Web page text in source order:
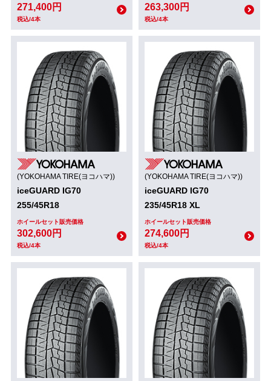
271,400円
税込/4本
263,300円
税込/4本
(YOKOHAMA TIRE(ヨコハマ))
iceGUARD IG70
255/45R18
ホイールセット販売価格
302,600円
税込/4本
(YOKOHAMA TIRE(ヨコハマ))
iceGUARD IG70
235/45R18 XL
ホイールセット販売価格
274,600円
税込/4本